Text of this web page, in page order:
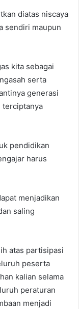
diatas niscaya
sendiri maupun
kita sebagai
serta
generasi
terciptanya
pendidikan
harus
menjadikan
saling
atas partisipasi
peserta
kalian selama
peraturan
menjadi